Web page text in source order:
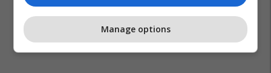
Manage options